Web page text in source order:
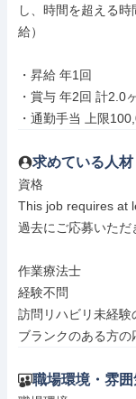
し、時間を超える
給）
・昇給 年1回
・賞与 年2回 計2.0
・通勤手当 上限
求めている人材
資格
This job requires at
過去にご応募いた
作業療法士
経験不問
訪問リハビリ未経験
ブランクのある方の
職場環境・雰囲